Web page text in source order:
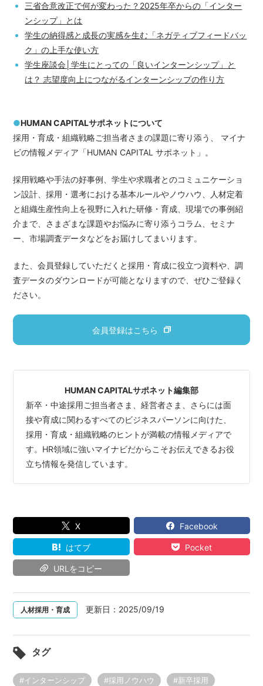
三省合意改正で何が変わった？2025年卒からの「インター
ンシップ」とは
学生の納得感と成長の実感を生む「ネガティブフィードバッ
ク」の上手な使い方
学生座談会│学生にとっての「良いインターンシップ」と
は？ 志望度向上につながるインターンシップの作り方
●HUMAN CAPITALサポネットについて
採用・育成・組織戦略ご担当者さまの課題に寄り添う、 マイナ
ビの情報メディア「HUMAN CAPITAL サポネット」。
採用戦略や手法の好事例、学生や求職者とのコミュニケーショ
ン設計、採用・選考における基本ルールやノウハウ、人材定着
と組織生産性向上を視野に入れた研修・育成、現場での事例紹
介まで、さまざまな課題やお悩みに寄り添うコラム、セミナ
ー、市場調査データなどをお届けしてまいります。
また、会員登録していただくと採用・育成に役立つ資料や、調
査データのダウンロードが可能となりますので、ぜひご登録く
ださい。
会員登録はこちら
HUMAN CAPITALサポネット編集部
新卒・中途採用ご担当者さま、経営者さま、さらには面
接や育成に関わるすべてのビジネスパーソンに向けた、
採用・育成・組織戦略のヒントが満載の情報メディアで
す。HR領域に強いマイナビだからこそお伝えできるお役
立ち情報を発信しています。
X Facebook
はてブ Pocket
URLをコピー
人材採用・育成 更新日： 2025/09/19
タグ
#インターンシップ #採用ノウハウ #新卒採用